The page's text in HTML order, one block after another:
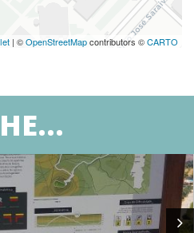
| ©OpenStreetMapcontributors ©CARTO